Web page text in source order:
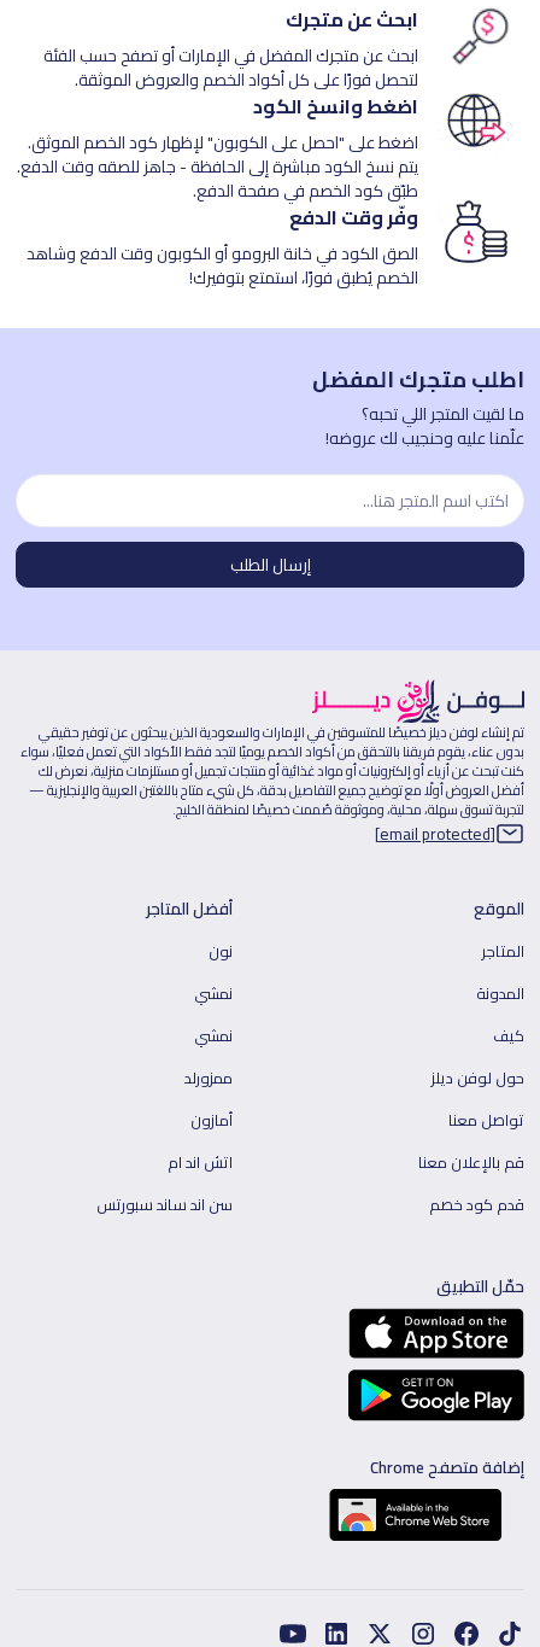
ابحث عن متجرك
ابحث عن متجرك المفضل في الإمارات أو تصفح حسب الفئة
لتحصل فورًا على كل أكواد الخصم والعروض الموثقة.
اضغط وانسخ الكود
اضغط على "احصل على الكوبون" لإظهار كود الخصم الموثق.
يتم نسخ الكود مباشرة إلى الحافظة - جاهز للصقه وقت الدفع.
طبّق كود الخصم في صفحة الدفع.
وفّر وقت الدفع
الصق الكود في خانة البرومو أو الكوبون وقت الدفع وشاهد
الخصم يُطبق فورًا، استمتع بتوفيرك!
اطلب متجرك المفضل
ما لقيت المتجر اللي تحبه؟
علّمنا عليه وحنجيب لك عروضه!
تم إنشاء لوفن ديلز خصيصًا للمتسوقين في الإمارات والسعودية الذين يبحثون عن توفير حقيقي
بدون عناء، يقوم فريقنا بالتحقق من أكواد الخصم يوميًا لتجد فقط الأكواد التي تعمل فعليًا، سواء
كنت تبحث عن أزياء أو إلكترونيات أو مواد غذائية أو منتجات تجميل أو مستلزمات منزلية، نعرض لك
أفضل العروض أولًا مع توضيح جميع التفاصيل بدقة، كل شيء متاح باللغتين العربية والإنجليزية —
لتجربة تسوق سهلة، محلية، وموثوقة صُممت خصيصًا لمنطقة الخليج.
[email protected]
الموقع
المتاجر
المدونة
كيف
حول لوفن ديلز
تواصل معنا
قم بالإعلان معنا
قدم كود خصم
أفضل المتاجر
نون
نمشي
نمشي
ممزورلد
أمازون
اتش اند ام
سن اند ساند سبورتس
حمّل التطبيق
إضافة متصفح Chrome